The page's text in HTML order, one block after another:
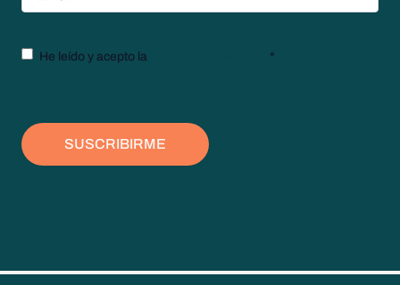
TextoHe leído y acepto la *
SUSCRIBIRME